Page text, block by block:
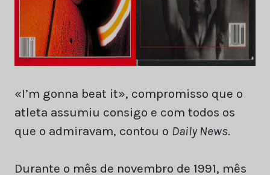
«I’m gonna beat it», compromisso que o
atleta assumiu consigo e com todos os
que o admiravam, contou o Daily News.
Durante o mês de novembro de 1991, mês